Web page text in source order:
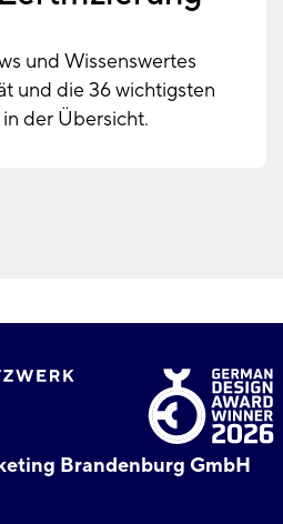
und Wissenswertes
und die 36 wichtigsten
der Übersicht.
Brandenburg GmbH